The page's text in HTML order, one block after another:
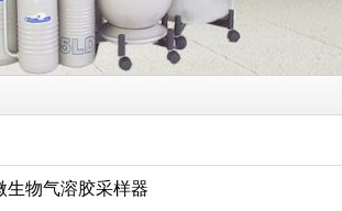
生物气溶胶采样器